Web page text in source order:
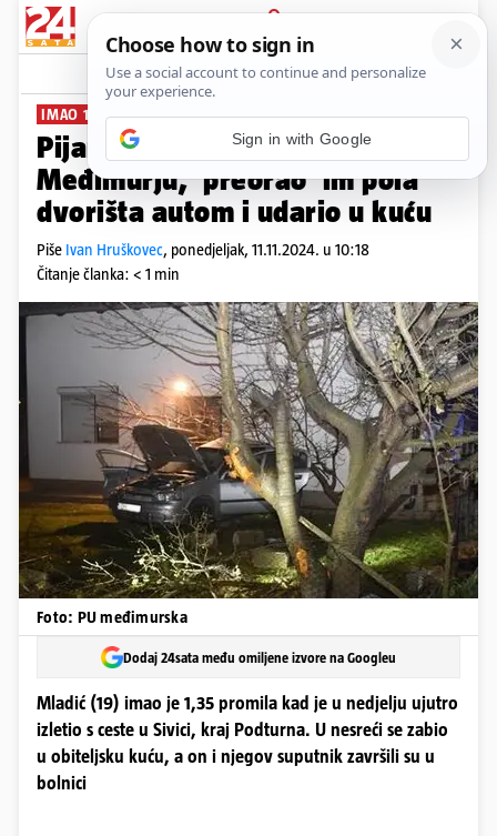
PRIJAVA
News Komentari
IMAO 1,35 PROMILA
Pijani tinejdžer izletio s ceste u
Međimurju, 'preorao' im pola
dvorišta autom i udario u kuću
Piše Ivan Hruškovec, ponedjeljak, 11.11.2024. u 10:18
Čitanje članka: < 1 min
Foto: PU međimurska
Dodaj 24sata među omiljene izvore na Googleu
Mladić (19) imao je 1,35 promila kad je u nedjelju ujutro
izletio s ceste u Sivici, kraj Podturna. U nesreći se zabio
u obiteljsku kuću, a on i njegov suputnik završili su u
bolnici